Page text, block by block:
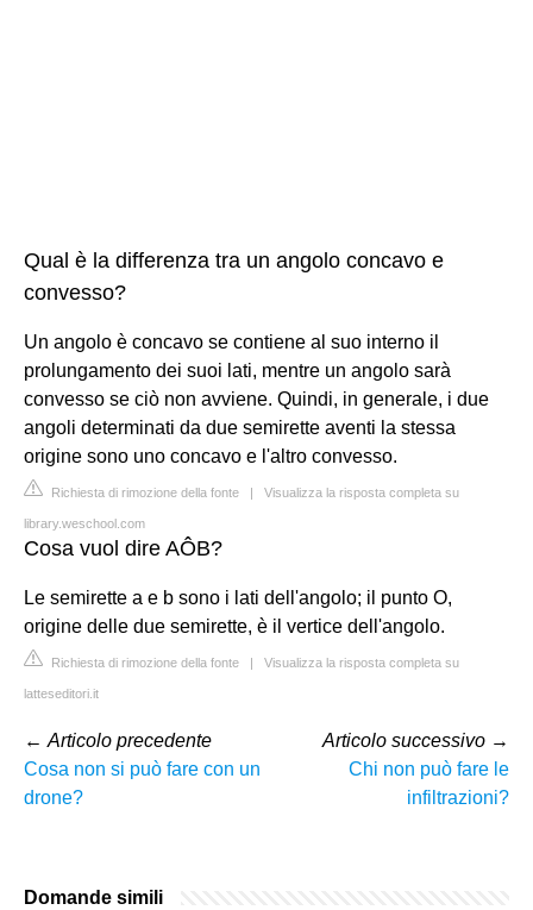
Qual è la differenza tra un angolo concavo e
convesso?
Un angolo è concavo se contiene al suo interno il
prolungamento dei suoi lati, mentre un angolo sarà
convesso se ciò non avviene. Quindi, in generale, i due
angoli determinati da due semirette aventi la stessa
origine sono uno concavo e l'altro convesso.
Richiesta di rimozione della fonte | Visualizza la risposta completa su
library.weschool.com
Cosa vuol dire AÔB?
Le semirette a e b sono i lati dell'angolo; il punto O,
origine delle due semirette, è il vertice dell'angolo.
Richiesta di rimozione della fonte | Visualizza la risposta completa su
latteseditori.it
← Articolo precedente
Cosa non si può fare con un
drone?
Articolo successivo →
Chi non può fare le
infiltrazioni?
Domande simili